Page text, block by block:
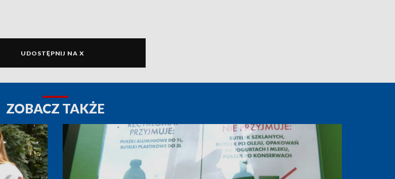
UDOSTĘPNIJ NA X
ZOBACZ TAKŻE